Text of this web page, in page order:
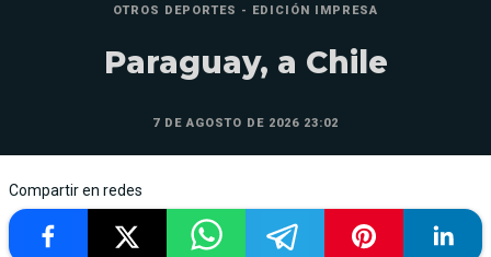
OTROS DEPORTES - EDICIÓN IMPRESA
Paraguay, a Chile
7 DE AGOSTO DE 2026 23:02
Compartir en redes